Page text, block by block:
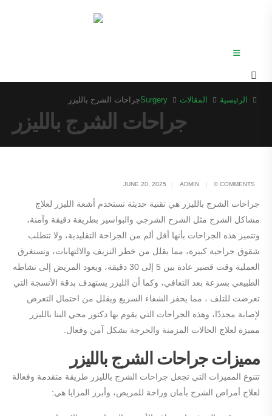
جراحات الشرج بالليزر
الرئيسية المقالات Surgeryجراحات الشرج بالليزر
JUNE 20, 2025 ADMIN 0 COMMENTS
جراحات الشرج بالليزر هي تقنية حديثة تستخدم أشعة الليزر لعلاج
مشاكل الشرج مثل الشرخ الشرجي والبواسير بطريقة دقيقة وآمنة،
وتتميز هذه الجراحات بأنها أقل ألم من الجراحة التقليدية، ولا تتطلب
شقوق جراحية كبيرة، مما يقلل من خطر النزيف والالتهابات، وتستغرق
العملية وقت قصير عادة بين 5 إلى 30 دقيقة، ويعود المريض إلى نشاطه
الطبيعي بسرعة بعد التعافي، وكما أن الليزر يستهدف بدقة الأنسجة التي
تعرضت للتلف ، مما يحفز الشفاء السريع ويقلل من احتمال التعرض
لإصابة مجددًا، وهذه الجراحات التي يقوم بها دكتور محي البنا بالليزر
مميزة لعلاج الحالات المزمنة والحرجة بشكل آمن وفعال.
مميزات جراحات الشرج بالليزر
تتنوع المميزات التي تجعل جراحات الشرج بالليزر طريقة متقدمة وفعالة
لعلاج أمراض الشرج بأمان وراحة للمريض، وأبرز المزايا هي: